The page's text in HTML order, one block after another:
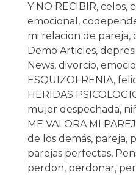
Y NO RECIBIR, celos,
emocional ,
mi relacion de pareja,
Demo Articles,
News, divorcio,
ESQUIZOFRENIA,
HERIDAS
mujer despechada,
ME VALORA MI
de los demás, pareja,
parejas perfectas,
perdon, perdonar,